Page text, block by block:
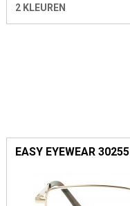
2 KLEUREN
EASY EYEWEAR 30255